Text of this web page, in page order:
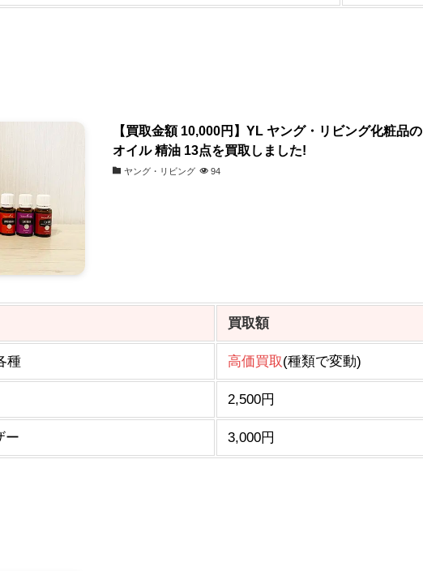
【買取金額 10,000円】YL ヤング・リビング化粧品
オイル 精油 13点を買取しました!
ヤング・リビング 94
買取額
種 高価買取(種類で変動)
2,500円
ー 3,000円